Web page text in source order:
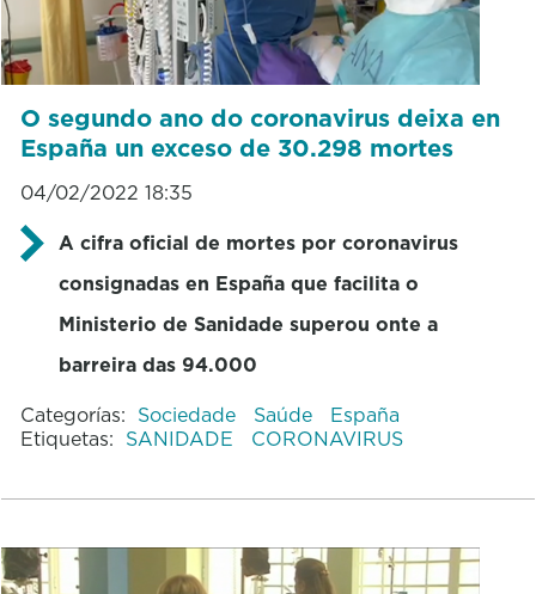
O segundo ano do coronavirus deixa en
España un exceso de 30.298 mortes
04/02/2022 18:35
A cifra oficial de mortes por coronavirus
consignadas en España que facilita o
Ministerio de Sanidade superou onte a
barreira das 94.000
Categorías: Sociedade Saúde
España
Etiquetas: SANIDADE CORONAVIRUS